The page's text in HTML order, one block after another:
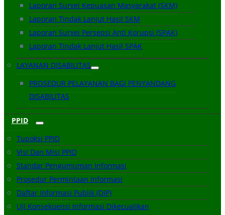
Laporan Survei Kepuasan Masyarakat (SKM)
Laporan Tindak Lanjut Hasil SKM
Laporan Survei Persepsi Anti Korupsi (SPAK)
Laporan Tindak Lanjut Hasil SPAK
LAYANAN DISABILITAS
PROSEDUR PELAYANAN BAGI PENYANDANG
DISABILITAS
PPID
Tupoksi PPID
Visi Dan Misi PPID
Standar Pengumuman Informasi
Prosedur Permintaan Informasi
Daftar Informasi Publik (DIP)
Uji Konsekuensi Informasi Dikecualikan